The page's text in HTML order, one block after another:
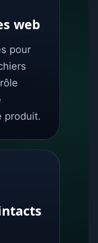
web
pour
produit.